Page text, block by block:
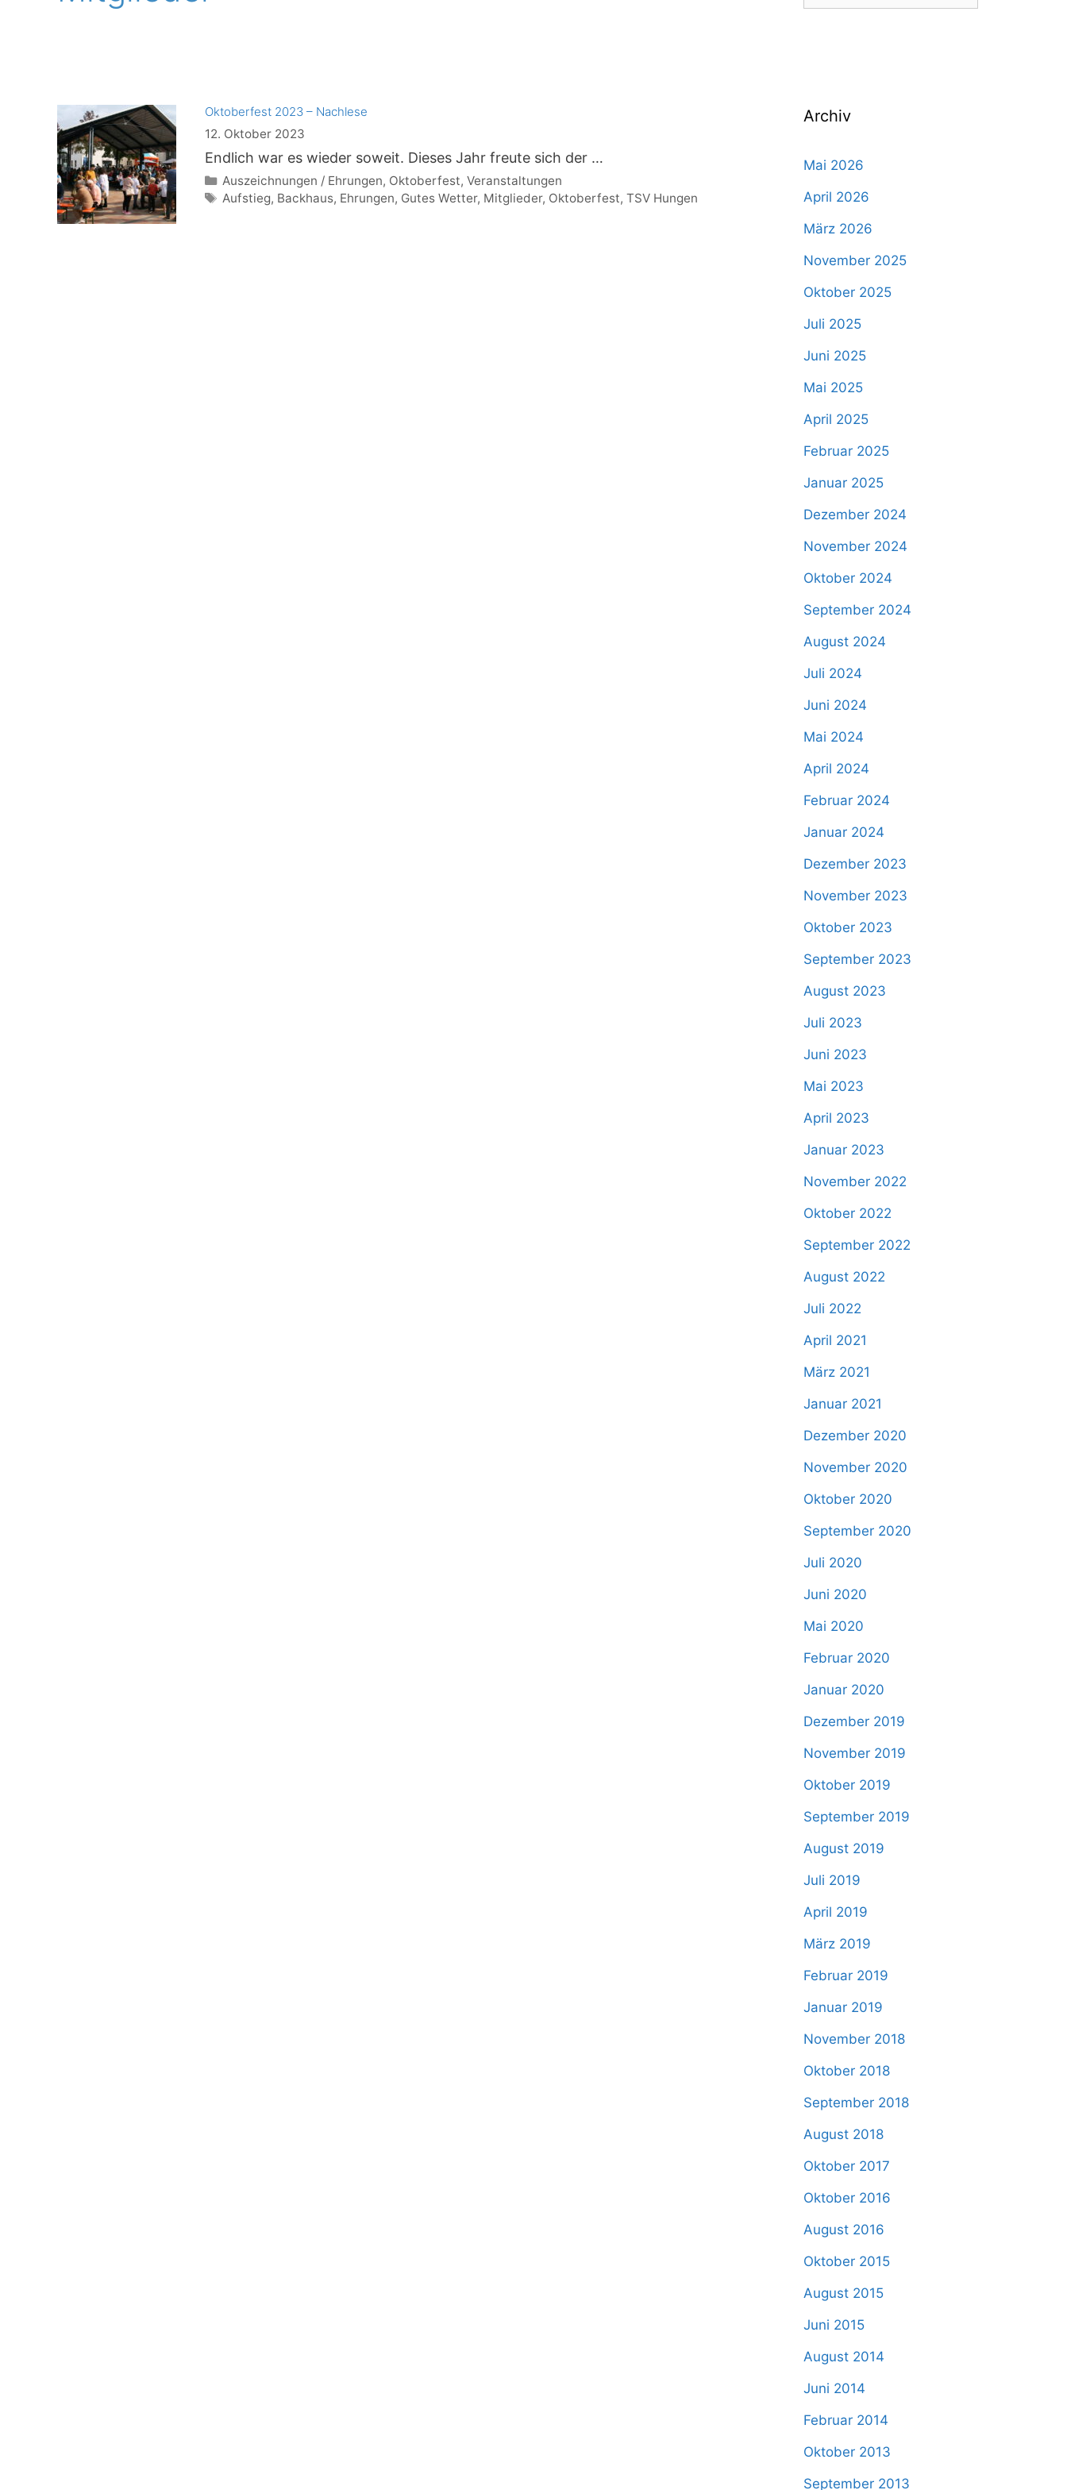
Oktoberfest 2023 – Nachlese
12. Oktober 2023
Endlich war es wieder soweit. Dieses Jahr freute sich der …
Kategorien
Auszeichnungen / Ehrungen, Oktoberfest,Veranstaltungen
Schlagwörter
Aufstieg, Backhaus, Ehrungen, Gutes Wetter, Mitglieder, Oktoberfest,TSV Hungen
nach:
Archiv
Mai 2026
April 2026
März 2026
November 2025
Oktober 2025
Juli 2025
Juni 2025
Mai 2025
April 2025
Februar 2025
Januar 2025
Dezember 2024
November 2024
Oktober 2024
September 2024
August 2024
Juli 2024
Juni 2024
Mai 2024
April 2024
Februar 2024
Januar 2024
Dezember 2023
November 2023
Oktober 2023
September 2023
August 2023
Juli 2023
Juni 2023
Mai 2023
April 2023
Januar 2023
November 2022
Oktober 2022
September 2022
August 2022
Juli 2022
April 2021
März 2021
Januar 2021
Dezember 2020
November 2020
Oktober 2020
September 2020
Juli 2020
Juni 2020
Mai 2020
Februar 2020
Januar 2020
Dezember 2019
November 2019
Oktober 2019
September 2019
August 2019
Juli 2019
April 2019
März 2019
Februar 2019
Januar 2019
November 2018
Oktober 2018
September 2018
August 2018
Oktober 2017
Oktober 2016
August 2016
Oktober 2015
August 2015
Juni 2015
August 2014
Juni 2014
Februar 2014
Oktober 2013
September 2013